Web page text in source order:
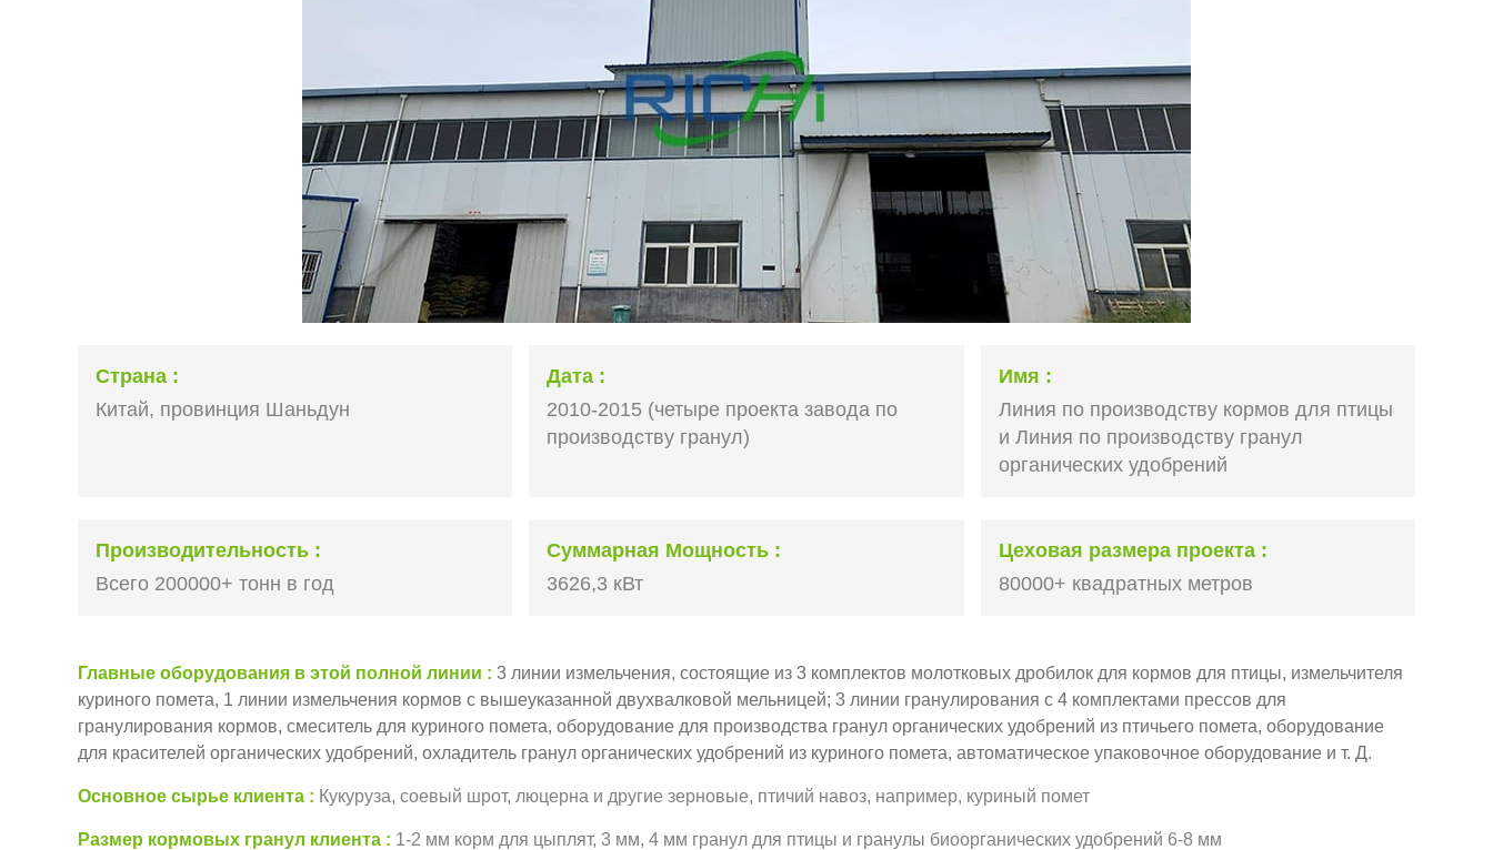
Страна
Китай, провинция Шаньдун
Дата
2010-2015 (четыре проекта завода по
производству гранул)
Имя
Линия по производству кормов для птицы
и Линия по производству гранул
органических удобрений
Производительность
Всего 200000+ тонн в год
Суммарная Мощность
3626,3 кВт
Цеховая размера проекта
80000+ квадратных метров
Главные оборудования в этой полной линии
3 линии измельчения, состоящие из 3 комплектов молотковых дробилок для кормов для птицы, измельчителя
куриного помета, 1 линии измельчения кормов с вышеуказанной двухвалковой мельницей; 3 линии гранулирования с 4 комплектами прессов для
гранулирования кормов, смеситель для куриного помета, оборудование для производства гранул органических удобрений из птичьего помета, оборудование
для красителей органических удобрений, охладитель гранул органических удобрений из куриного помета, автоматическое упаковочное оборудование и т. Д.
Основное сырье клиента Кукуруза, соевый шрот, люцерна и другие зерновые, птичий навоз, например, куриный помет
Размер кормовых гранул клиента 1-2 мм корм для цыплят, 3 мм, 4 мм гранул для птицы и гранулы биоорганических удобрений 6-8 мм